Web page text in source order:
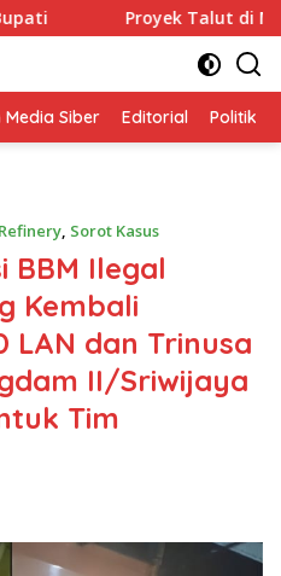
Talut di Muba Disorot!
Siber Editorial Politik
, Sorot Kasus
BBM Ilegal
Kembali
LAN dan Trinusa
II/Sriwijaya
Tim